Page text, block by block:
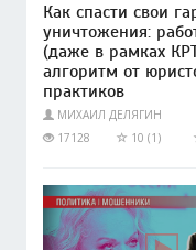
Как спасти свои
уничтожения:
(даже в рамках
алгоритм от
практиков
МИХАИЛ ДЕЛЯГИН
17128
10 (1)